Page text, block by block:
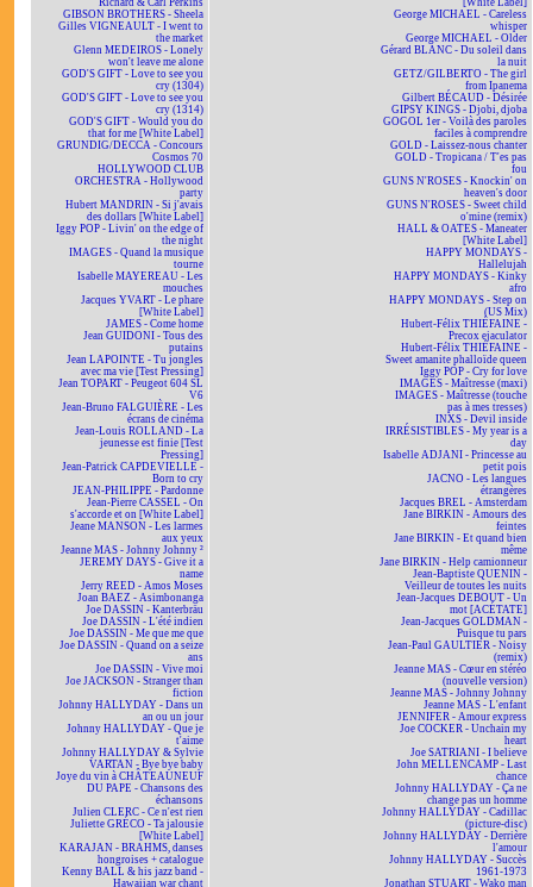
Richard & Carl Perkins
GIBSON BROTHERS - Sheela
Gilles VIGNEAULT - I went to
the market
Glenn MEDEIROS - Lonely
won't leave me alone
GOD'S GIFT - Love to see you
cry (1304)
GOD'S GIFT - Love to see you
cry (1314)
GOD'S GIFT - Would you do
that for me [White Label]
GRUNDIG/DECCA - Concours
Cosmos 70
HOLLYWOOD CLUB
ORCHESTRA - Hollywood
party
Hubert MANDRIN - Si j'avais
des dollars [White Label]
Iggy POP - Livin' on the edge of
the night
IMAGES - Quand la musique
tourne
Isabelle MAYEREAU - Les
mouches
Jacques YVART - Le phare
[White Label]
JAMES - Come home
Jean GUIDONI - Tous des
putains
Jean LAPOINTE - Tu jongles
avec ma vie [Test Pressing]
Jean TOPART - Peugeot 604 SL
V6
Jean-Bruno FALGUIÈRE - Les
écrans de cinéma
Jean-Louis ROLLAND - La
jeunesse est finie [Test
Pressing]
Jean-Patrick CAPDEVIELLE -
Born to cry
JEAN-PHILIPPE - Pardonne
Jean-Pierre CASSEL - On
s'accorde et on [White Label]
Jeane MANSON - Les larmes
aux yeux
Jeanne MAS - Johnny Johnny ²
JEREMY DAYS - Give it a
name
Jerry REED - Amos Moses
Joan BAEZ - Asimbonanga
Joe DASSIN - Kanterbräu
Joe DASSIN - L'été indien
Joe DASSIN - Me que me que
Joe DASSIN - Quand on a seize
ans
Joe DASSIN - Vive moi
Joe JACKSON - Stranger than
fiction
Johnny HALLYDAY - Dans un
an ou un jour
Johnny HALLYDAY - Que je
t'aime
Johnny HALLYDAY & Sylvie
VARTAN - Bye bye baby
Joye du vin à CHÂTEAUNEUF
DU PAPE - Chansons des
échansons
Julien CLERC - Ce n'est rien
Juliette GRÉCO - Ta jalousie
[White Label]
KARAJAN - BRAHMS, danses
hongroises + catalogue
Kenny BALL & his jazz band -
Hawaiian war chant
[White Label]
George MICHAEL - Careless
whisper
George MICHAEL - Older
Gérard BLANC - Du soleil dans
la nuit
GETZ/GILBERTO - The girl
from Ipanema
Gilbert BÉCAUD - Désirée
GIPSY KINGS - Djobi, djoba
GOGOL 1er - Voilà des paroles
faciles à comprendre
GOLD - Laissez-nous chanter
GOLD - Tropicana / T'es pas
fou
GUNS N'ROSES - Knockin' on
heaven's door
GUNS N'ROSES - Sweet child
o'mine (remix)
HALL & OATES - Maneater
[White Label]
HAPPY MONDAYS -
Hallelujah
HAPPY MONDAYS - Kinky
afro
HAPPY MONDAYS - Step on
(US Mix)
Hubert-Félix THIÉFAINE -
Precox ejaculator
Hubert-Félix THIÉFAINE -
Sweet amanite phalloïde queen
Iggy POP - Cry for love
IMAGES - Maîtresse (maxi)
IMAGES - Maîtresse (touche
pas à mes tresses)
INXS - Devil inside
IRRÉSISTIBLES - My year is a
day
Isabelle ADJANI - Princesse au
petit pois
JACNO - Les langues
étrangères
Jacques BREL - Amsterdam
Jane BIRKIN - Amours des
feintes
Jane BIRKIN - Et quand bien
même
Jane BIRKIN - Help camionneur
Jean-Baptiste QUENIN -
Veilleur de toutes les nuits
Jean-Jacques DEBOUT - Un
mot [ACÉTATE]
Jean-Jacques GOLDMAN -
Puisque tu pars
Jean-Paul GAULTIER - Noisy
(remix)
Jeanne MAS - Cœur en stéréo
(nouvelle version)
Jeanne MAS - Johnny Johnny
Jeanne MAS - L'enfant
JENNIFER - Amour express
Joe COCKER - Unchain my
heart
Joe SATRIANI - I believe
John MELLENCAMP - Last
chance
Johnny HALLYDAY - Ça ne
change pas un homme
Johnny HALLYDAY - Cadillac
(picture-disc)
Johnny HALLYDAY - Derrière
l'amour
Johnny HALLYDAY - Succès
1961-1973
Jonathan STUART - Wako man